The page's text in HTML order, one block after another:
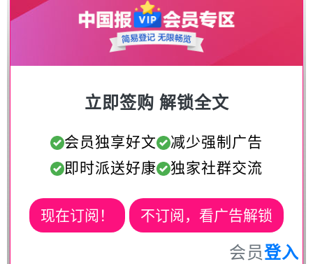
立即签购 解锁全文
会员独享好文
减少强制广告
即时派送好康
独家社群交流
现在订阅！ 不订阅，看广告解锁
会员登入